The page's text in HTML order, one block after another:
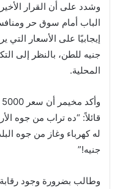
وشدد على أن القرار الأخير
الباب أمام سوق حر
جنيه للطن، بالنظر إلى
المحلية.
قائلاً: “ده تراب من جوه
جنيه!”
وطالب بضرورة وجود